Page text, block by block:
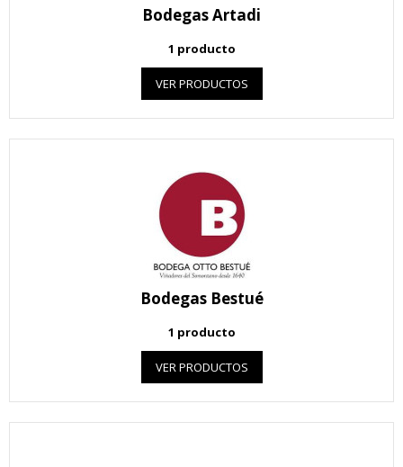
Bodegas Artadi
1 producto
VER PRODUCTOS
Bodegas Bestué
1 producto
VER PRODUCTOS